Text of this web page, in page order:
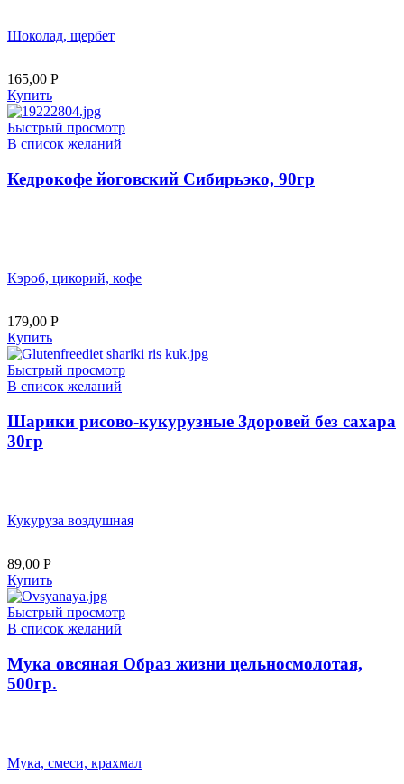
Шоколад, щербет
165,00 Р
Купить
Быстрый просмотр
В список желаний
Кедрокофе йоговский Сибирьэко, 90гр
Кэроб, цикорий, кофе
179,00 Р
Купить
Быстрый просмотр
В список желаний
Шарики рисово-кукурузные Здоровей без сахара
30гр
Кукуруза воздушная
89,00 Р
Купить
Быстрый просмотр
В список желаний
Мука овсяная Образ жизни цельносмолотая,
500гр.
Мука, смеси, крахмал